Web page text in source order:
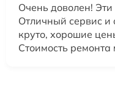
Очень доволен!
Отличный сервис и
круто, хорошие
Стоимость